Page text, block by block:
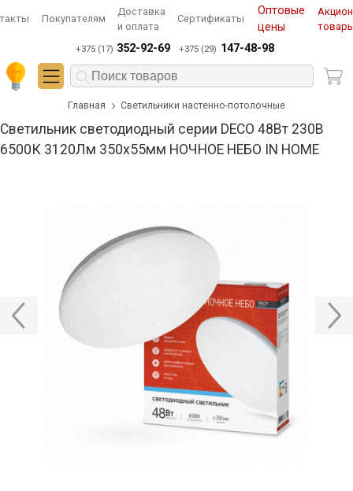
Покупателям
Доставка
и оплата
Сертификаты
Оптовые
цены
+375 (17) 352-92-69 +375 (29) 147-48-98
Главная Светильники настенно-потолочные
Светильник светодиодный серии DECO 48Вт 230В
6500К 3120Лм 350х55мм НОЧНОЕ НЕБО IN HOME